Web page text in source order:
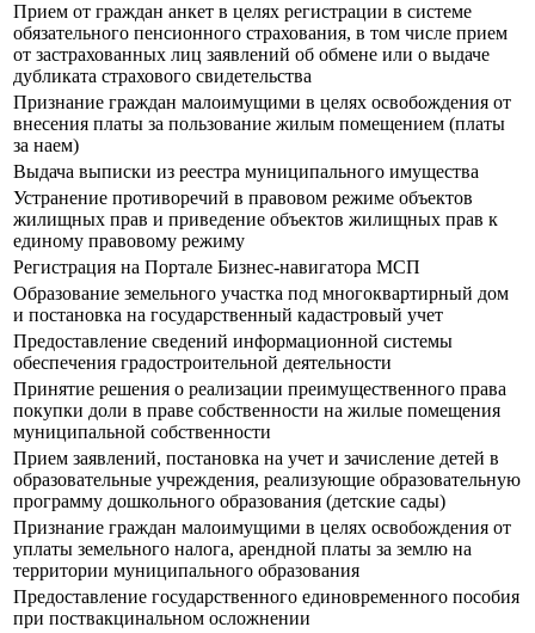
Прием от граждан анкет в целях регистрации в системе
обязательного пенсионного страхования, в том числе прием
от застрахованных лиц заявлений об обмене или о выдаче
дубликата страхового свидетельства
Признание граждан малоимущими в целях освобождения от
внесения платы за пользование жилым помещением (платы
за наем)
Выдача выписки из реестра муниципального имущества
Устранение противоречий в правовом режиме объектов
жилищных прав и приведение объектов жилищных прав к
единому правовому режиму
Регистрация на Портале Бизнес-навигатора МСП
Образование земельного участка под многоквартирный дом
и постановка на государственный кадастровый учет
Предоставление сведений информационной системы
обеспечения градостроительной деятельности
Принятие решения о реализации преимущественного права
покупки доли в праве собственности на жилые помещения
муниципальной собственности
Прием заявлений, постановка на учет и зачисление детей в
образовательные учреждения, реализующие образовательную
программу дошкольного образования (детские сады)
Признание граждан малоимущими в целях освобождения от
уплаты земельного налога, арендной платы за землю на
территории муниципального образования
Предоставление государственного единовременного пособия
при поствакцинальном осложнении